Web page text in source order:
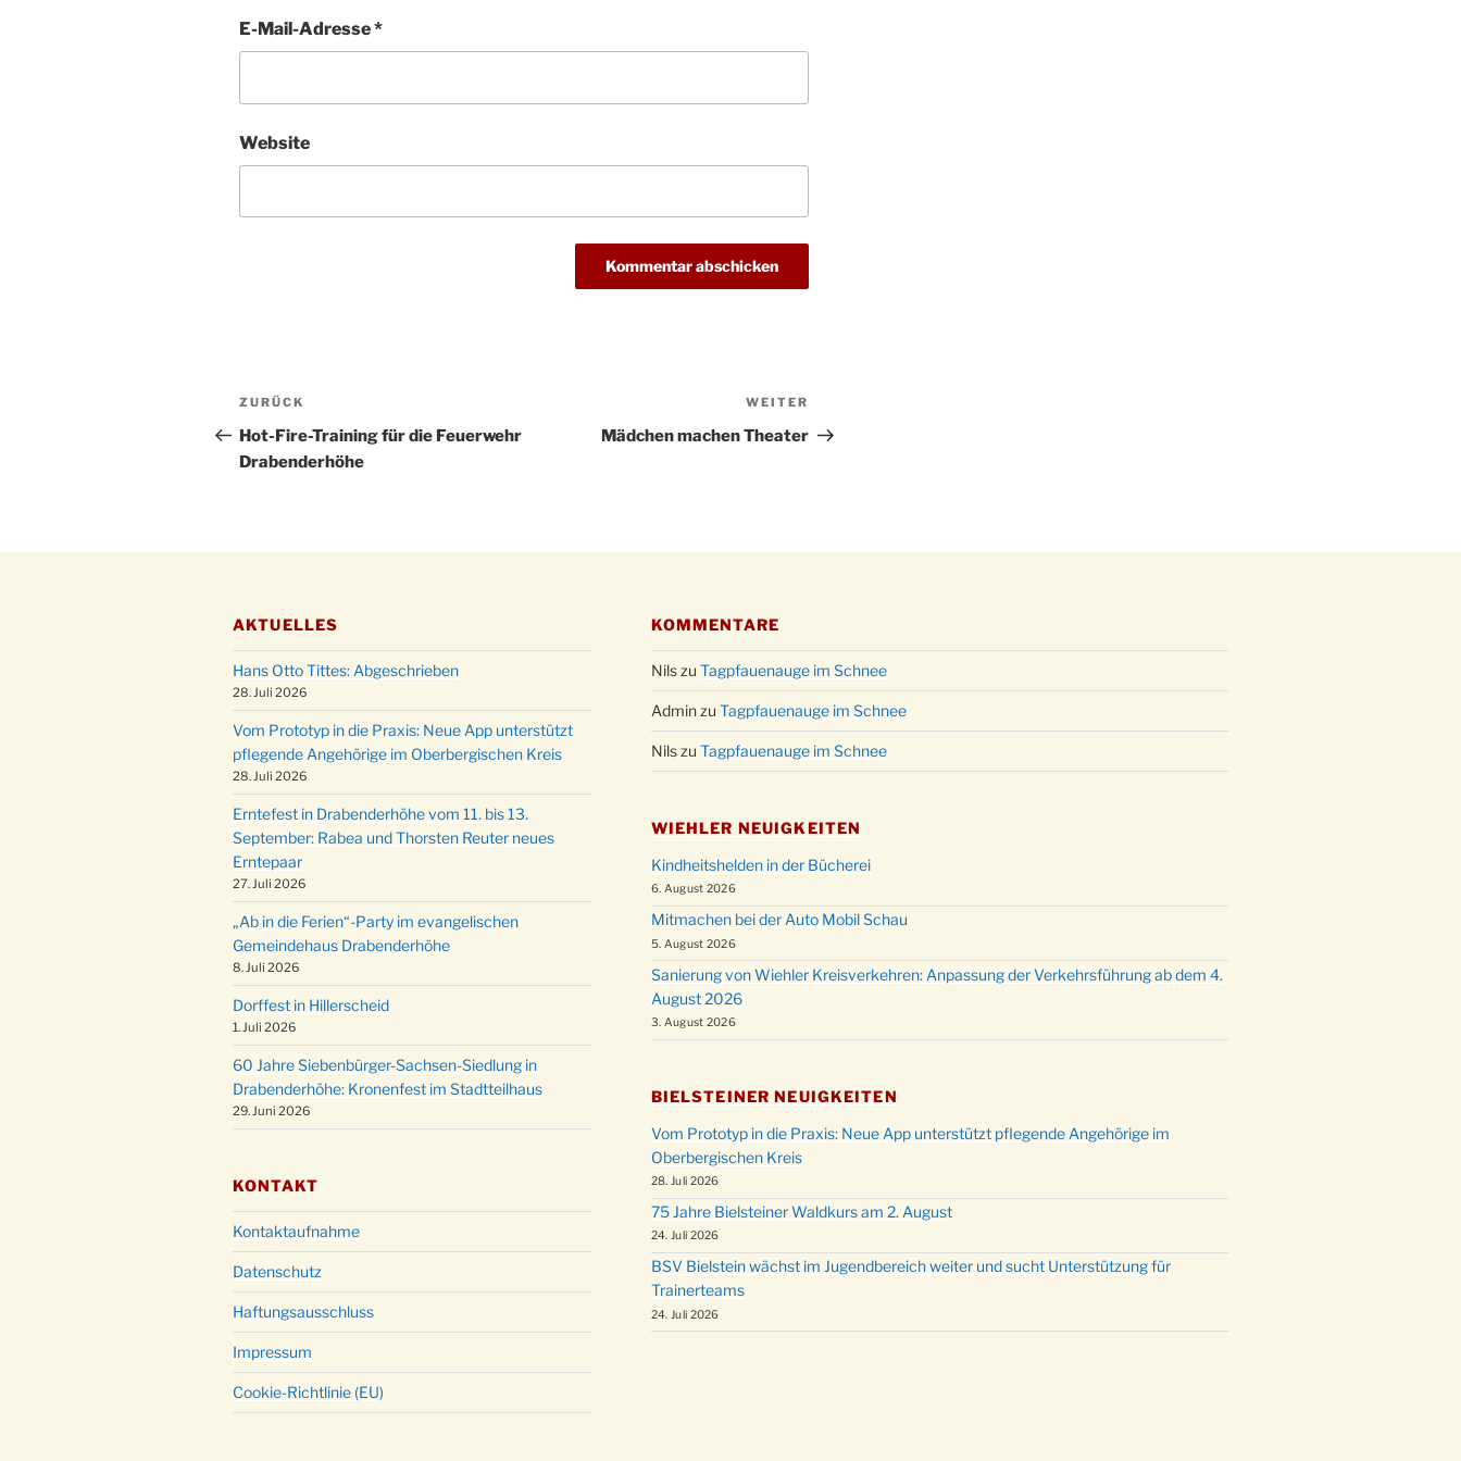
E-Mail-Adresse*
Website
Beitragsnavigation
Vorheriger
Beitrag
ZURÜCK
Hot-Fire-Training für die Feuerwehr
Drabenderhöhe
Beitrag
WEITER
Mädchen machen Theater
AKTUELLES
Hans Otto Tittes: Abgeschrieben
28. Juli 2026
Vom Prototyp in die Praxis: Neue App unterstützt
pflegende Angehörige im Oberbergischen Kreis
28. Juli 2026
Erntefest in Drabenderhöhe vom 11. bis 13.
September: Rabea und Thorsten Reuter neues
Erntepaar
27. Juli 2026
„Ab in die Ferien“-Party im evangelischen
Gemeindehaus Drabenderhöhe
8. Juli 2026
Dorffest in Hillerscheid
1. Juli 2026
60 Jahre Siebenbürger-Sachsen-Siedlung in
Drabenderhöhe: Kronenfest im Stadtteilhaus
29. Juni 2026
KONTAKT
Kontaktaufnahme
Datenschutz
Haftungsausschluss
Impressum
Cookie-Richtlinie (EU)
KOMMENTARE
Nilszu Tagpfauenauge im Schnee
Adminzu Tagpfauenauge im Schnee
Nilszu Tagpfauenauge im Schnee
WIEHLER NEUIGKEITEN
Kindheitshelden in der Bücherei
6. August 2026
Mitmachen bei der Auto Mobil Schau
5. August 2026
Sanierung von Wiehler Kreisverkehren: Anpassung der Verkehrsführung ab dem 4.
August 2026
3. August 2026
BIELSTEINER NEUIGKEITEN
Vom Prototyp in die Praxis: Neue App unterstützt pflegende Angehörige im
Oberbergischen Kreis
28. Juli 2026
75 Jahre Bielsteiner Waldkurs am 2. August
24. Juli 2026
BSV Bielstein wächst im Jugendbereich weiter und sucht Unterstützung für
Trainerteams
24. Juli 2026